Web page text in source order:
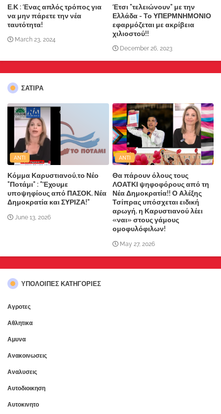
Ε.Κ : Ένας απλός τρόπος για
να μην πάρετε την νέα
ταυτότητα!
March 23, 2024
Έτσι "τελειώνουν" με την
Ελλάδα - Το ΥΠΕΡΜΝΗΜΟΝΙΟ
εφαρμόζεται με ακρίβεια
χιλιοστού!!
December 26, 2023
ΣΑΤΙΡΑ
ANTI
Κόμμα Καρυστιανού,το Νέο
"Ποτάμι" : "Έχουμε
υποψηφίους από ΠΑΣΟΚ, Νέα
Δημοκρατία και ΣΥΡΙΖΑ!"
June 13, 2026
ANTI
Θα πάρουν όλους τους
ΛΟΑΤΚΙ ψηφοφόρους από τη
Νέα Δημοκρατία!! Ο Αλέξης
Τσίπρας υπόσχεται ειδική
αρωγή, η Καρυστιανού λέει
«ναι» στους γάμους
ομοφυλόφιλων!
May 27, 2026
ΥΠΌΛΟΙΠΕΣ ΚΑΤΗΓΟΡΊΕΣ
Αγροτες
Αθλητικα
Αμυνα
Ανακοινωσεις
Αναλυσεις
Αυτοδιοικηση
Αυτοκινητο